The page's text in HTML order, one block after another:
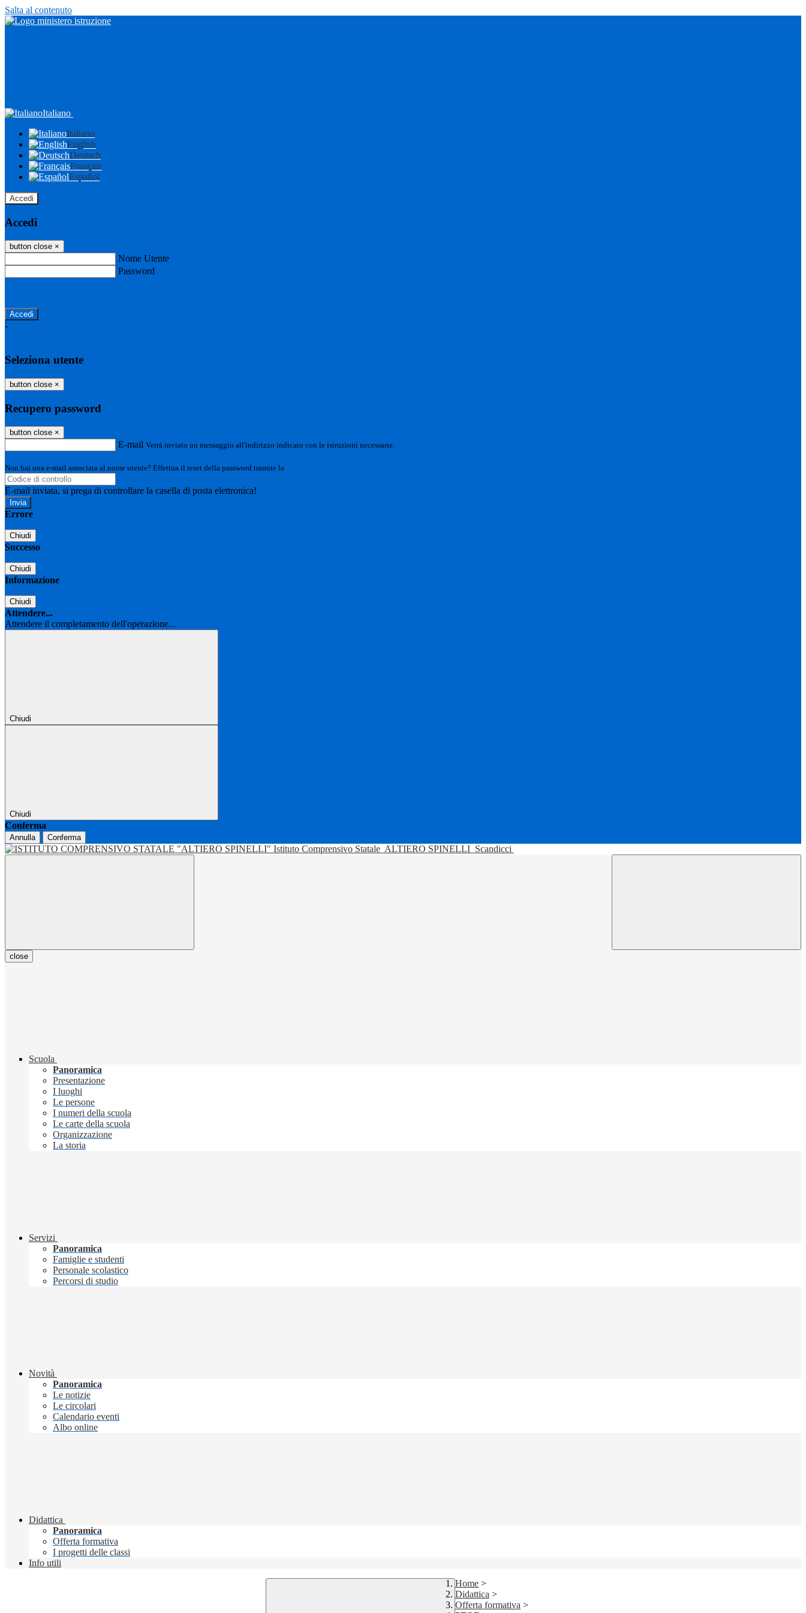
Salta al contenuto
Italiano
Italiano
English
Deutsch
Français
Español
Accedi
Accedi
button close ×
Nome Utente
Password
-
Seleziona utente
button close ×
Recupero password
button close ×
E-mail Verrà inviato un messaggio all'indirizzo indicato con le istruzioni necessarie.
Non hai una e-mail associata al nome utente? Effettua il reset della password tramite la
E-mail inviata, si prega di controllare la casella di posta elettronica!
Errore
Chiudi
Successo
Chiudi
Informazione
Chiudi
Attendere...
Attendere il completamento dell'operazione...
Chiudi
Chiudi
Conferma
Annulla Conferma
Istituto Comprensivo Statale ALTIERO SPINELLI Scandicci
close
Scuola
Panoramica
Presentazione
I luoghi
Le persone
I numeri della scuola
Le carte della scuola
Organizzazione
La storia
Servizi
Panoramica
Famiglie e studenti
Personale scolastico
Percorsi di studio
Novità
Panoramica
Le notizie
Le circolari
Calendario eventi
Albo online
Didattica
Panoramica
Offerta formativa
I progetti delle classi
Info utili
Home >
Didattica >
Offerta formativa >